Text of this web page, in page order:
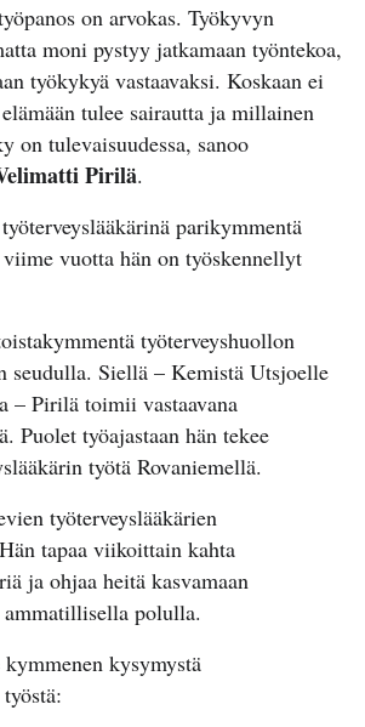
on arvokas. Työkyvyn
moni pystyy jatkamaan työntekoa,
työkykyä vastaavaksi. Koskaan ei
tulee sairautta ja millainen
on tulevaisuudessa, sanoo
Pirilä.
parikymmentä
vuotta hän on työskennellyt
työterveyshuollon
seudulla. Siellä – Kemistä Utsjoelle
– Pirilä toimii vastaavana
Puolet työajastaan hän tekee
työtä Rovaniemellä.
työterveyslääkärien
tapaa viikoittain kahta
ja ohjaa heitä kasvamaan
ammatillisella polulla.
kysymystä